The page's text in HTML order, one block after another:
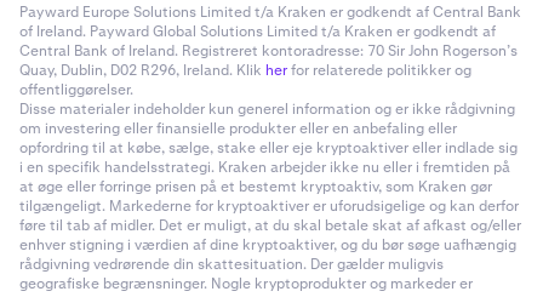
Payward Europe Solutions Limited t/a Kraken er godkendt af Central Bank
of Ireland. Payward Global Solutions Limited t/a Kraken er godkendt af
Central Bank of Ireland. Registreret kontoradresse: 70 Sir John Rogerson’s
Quay, Dublin, D02 R296, Ireland. Klik herfor relaterede politikker og
offentliggørelser.
Disse materialer indeholder kun generel information og er ikke rådgivning
om investering eller finansielle produkter eller en anbefaling eller
opfordring til at købe, sælge, stake eller eje kryptoaktiver eller indlade sig
i en specifik handelsstrategi. Kraken arbejder ikke nu eller i fremtiden på
at øge eller forringe prisen på et bestemt kryptoaktiv, som Kraken gør
tilgængeligt. Markederne for kryptoaktiver er uforudsigelige og kan derfor
føre til tab af midler. Det er muligt, at du skal betale skat af afkast og/eller
enhver stigning i værdien af dine kryptoaktiver, og du bør søge uafhængig
rådgivning vedrørende din skattesituation. Der gælder muligvis
geografiske begrænsninger. Nogle kryptoprodukter og markeder er